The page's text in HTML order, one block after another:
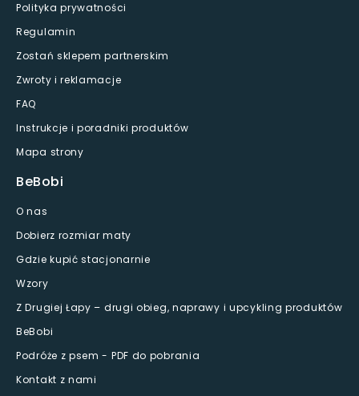
Polityka prywatności
Regulamin
Zostań sklepem partnerskim
Zwroty i reklamacje
FAQ
Instrukcje i poradniki produktów
Mapa strony
BeBobi
O nas
Dobierz rozmiar maty
Gdzie kupić stacjonarnie
Wzory
Z Drugiej Łapy – drugi obieg, naprawy i upcykling produktów
BeBobi
Podróże z psem - PDF do pobrania
Kontakt z nami